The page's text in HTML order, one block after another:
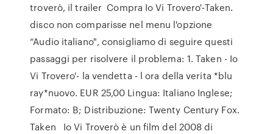
troverò, il trailer Compra Io Vi Trovero'-Taken.
disco non comparisse nel menu l'opzione
“Audio italiano", consigliamo di seguire questi
passaggi per risolvere il problema: 1. Taken - Io
Vi Trovero'- la vendetta - l ora della verita *blu
ray*nuovo. EUR 25,00 Lingua: Italiano Inglese;
Formato: B; Distribuzione: Twenty Century Fox.
Taken Io Vi Troverò è un film del 2008 di